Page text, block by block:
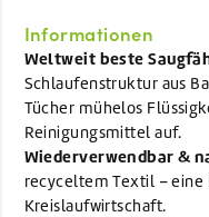
Informationen
Weltweit beste
Schlaufenstruktur aus
Tücher mühelos
Reinigungsmittel auf.
Wiederverwendbar &
recyceltem Textil – eine
Kreislaufwirtschaft.